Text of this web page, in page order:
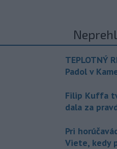
TEPLOTNÝ
Padol v
Filip Kuffa
dala za
Pri
Viete, kedy